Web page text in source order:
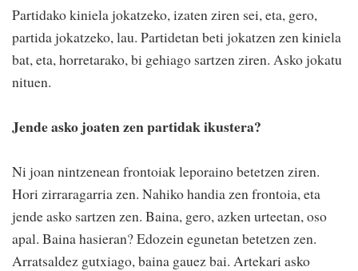
Partidako kiniela jokatzeko, izaten ziren sei, eta, gero,
partida jokatzeko, lau. Partidetan beti jokatzen zen kiniela
bat, eta, horretarako, bi gehiago sartzen ziren. Asko jokatu
nituen.
Jende asko joaten zen partidak ikustera?
Ni joan nintzenean frontoiak leporaino betetzen ziren.
Hori zirraragarria zen. Nahiko handia zen frontoia, eta
jende asko sartzen zen. Baina, gero, azken urteetan, oso
apal. Baina hasieran? Edozein egunetan betetzen zen.
Arratsaldez gutxiago, baina gauez bai. Artekari asko